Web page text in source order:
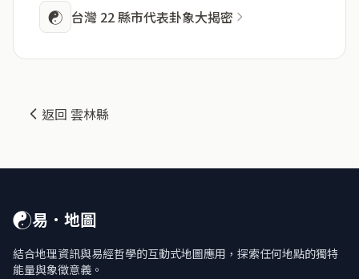
☯ 台灣 22 縣市代表卦象大揭密
返回 雲林縣
☯易．地圖
結合地理資訊與易經哲學的互動式地圖應用，探索任何地點的獨特
能量與象徵意義。